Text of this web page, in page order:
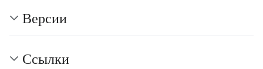
Версии
Ссылки